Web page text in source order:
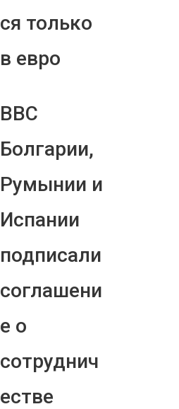
ся только
в евро
ВВС
Болгарии,
Румынии и
Испании
подписали
соглашени
е о
сотруднич
естве